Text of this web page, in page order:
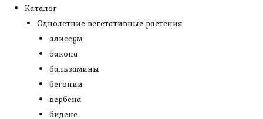
Каталог
Однолетние вегетативные растения
алиссум
бакопа
бальзамины
бегонии
вербена
биденс